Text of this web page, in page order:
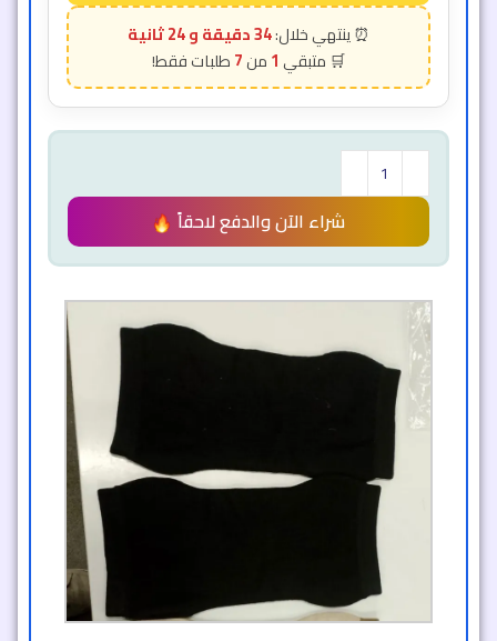
34 دقيقة و 22 ثانية
1
7
شراء الآن والدفع لاحقاً